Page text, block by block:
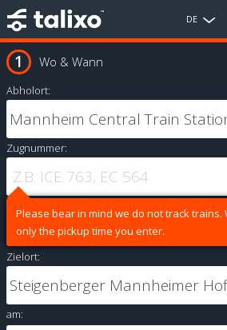
DE
Wo & Wann
Abholort:
Zugnummer:
Please bear in mind we do not track trains.
only the pickup time you enter.
Zielort:
am: